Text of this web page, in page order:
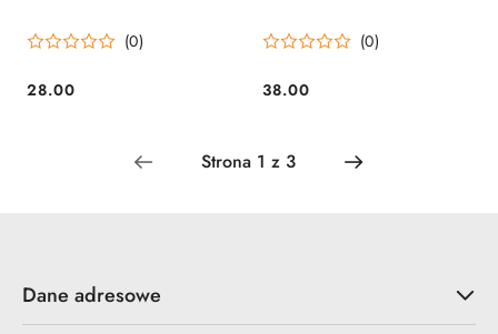
(0)
Cena:
28.00
(0)
Cena:
38.00
Dane adresowe